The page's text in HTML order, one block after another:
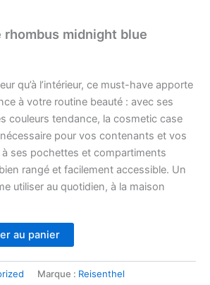
rhombus midnight blue
qu’à l’intérieur, ce must-have apporte
à votre routine beauté : avec ses
couleurs tendance, la cosmetic case
pour vos contenants et vos
ses pochettes et compartiments
rangé et facilement accessible. Un
utiliser au quotidien, à la maison
au panier
Marque : Reisenthel